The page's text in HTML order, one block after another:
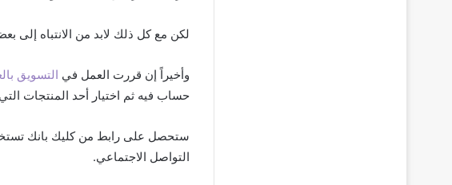
لكن مع كل ذلك لابد من الانتباه إلى
وأخيراً إن قررت العمل في التسويق
حساب فيه ثم اختيار أحد المنتجات
ستحصل على رابط من كليك بانك
التواصل الاجتماعي.